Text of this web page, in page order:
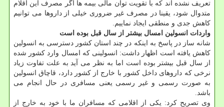
تعریف نشده اند كه با تقویت توان مالی بیمه ها اگر مصرف این اقلام
متدوال شود، یقینا در مصرف غیر ضروری خیلی از داروها می توانیم
كاهش جدی و منطقی ایجاد نماییم.
واردات انسولین امسال بیشتر از سال قبل بوده است
شانه ساز در پاسخ به اینكه در چند استان كشور دسترسی به انسولین
كاهش یافته است اظهار داشت: انسولینی كه امسال وارد كشور شده
از سال قبل بیشتر بوده است اما به نظر می آید به علت تفاوت زیاد
نرخی كه داروهای داخل كشور با خارج از كشور دارد، قاچاق انسولین
به صورت رسمی و غیر رسمی یعنی مسافری در حال انجام می
باشد.
وی تصریح كرد: یكی از اقلامی كه مسافران ما با خود به خارج از